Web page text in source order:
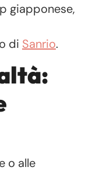
giapponese,
di Sanrio.
o alle